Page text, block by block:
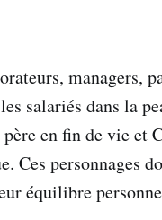
managers,
salariés dans la
en fin de vie et
Ces personnages
équilibre